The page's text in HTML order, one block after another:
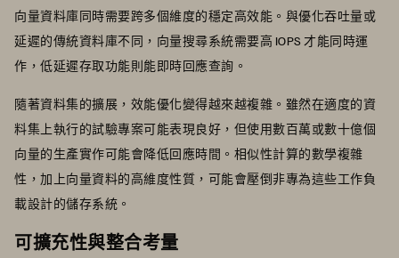
向量資料庫同時需要跨多個維度的穩定高效能。與優化吞吐量或
延遲的傳統資料庫不同，向量搜尋系統需要高 IOPS 才能同時運
作，低延遲存取功能則能即時回應查詢。
隨著資料集的擴展，效能優化變得越來越複雜。雖然在適度的資
料集上執行的試驗專案可能表現良好，但使用數百萬或數十億個
向量的生產實作可能會降低回應時間。相似性計算的數學複雜
性，加上向量資料的高維度性質，可能會壓倒非專為這些工作負
載設計的儲存系統。
可擴充性與整合考量